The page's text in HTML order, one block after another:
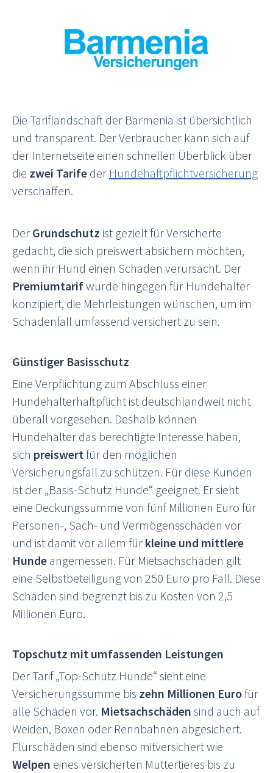
Die Tariflandschaft der Barmenia ist übersichtlich
und transparent. Der Verbraucher kann sich auf
der Internetseite einen schnellen Überblick über
die zwei Tarife der Hundehaftpflichtversicherung
verschaffen.
Der Grundschutz ist gezielt für Versicherte
gedacht, die sich preiswert absichern möchten,
wenn ihr Hund einen Schaden verursacht. Der
Premiumtarifwurde hingegen für Hundehalter
konzipiert, die Mehrleistungen wünschen, um im
Schadenfall umfassend versichert zu sein.
Günstiger Basisschutz
Eine Verpflichtung zum Abschluss einer
Hundehalterhaftpflicht ist deutschlandweit nicht
überall vorgesehen. Deshalb können
Hundehalter das berechtigte Interesse haben,
sich preiswertfür den möglichen
Versicherungsfall zu schützen. Für diese Kunden
ist der „Basis-Schutz Hunde“ geeignet. Er sieht
eine Deckungssumme von fünf Millionen Euro für
Personen-, Sach- und Vermögensschäden vor
und ist damit vor allem für kleine und mittlere
Hunde angemessen. Für Mietsachschäden gilt
eine Selbstbeteiligung von 250 Euro pro Fall. Diese
Schäden sind begrenzt bis zu Kosten von 2,5
Millionen Euro.
Topschutz mit umfassenden Leistungen
Der Tarif „Top-Schutz Hunde“ sieht eine
Versicherungssumme bis zehn Millionen Eurofür
alle Schäden vor. Mietsachschäden sind auch auf
Weiden, Boxen oder Rennbahnen abgesichert.
Flurschäden sind ebenso mitversichert wie
Welpen eines versicherten Muttertieres bis zu